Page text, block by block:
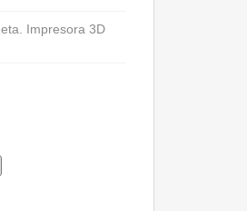
Impresora 3D